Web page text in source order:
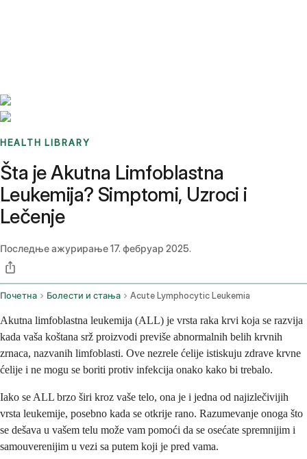
HEALTH LIBRARY
Šta je Akutna Limfoblastna
Leukemija? Simptomi, Uzroci i
Lečenje
Последње ажурирање17. фебруар 2025.
Почетна Болести и стања Acute Lymphocytic Leukemia
Akutna limfoblastna leukemija (ALL) je vrsta raka krvi koja se razvija
kada vaša koštana srž proizvodi previše abnormalnih belih krvnih
zrnaca, nazvanih limfoblasti. Ove nezrele ćelije istiskuju zdrave krvne
ćelije i ne mogu se boriti protiv infekcija onako kako bi trebalo.
Iako se ALL brzo širi kroz vaše telo, ona je i jedna od najizlečivijih
vrsta leukemije, posebno kada se otkrije rano. Razumevanje onoga što
se dešava u vašem telu može vam pomoći da se osećate spremnijim i
samouverenijim u vezi sa putem koji je pred vama.